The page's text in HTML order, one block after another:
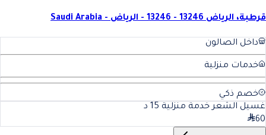
قرطبة، الرياض 13246 - 13246 - الرياض - Saudi Arabia
داخل الصالون
خدمات منزلية
خصم ذكي
غسيل الشعر خدمة منزلية 15 د
60